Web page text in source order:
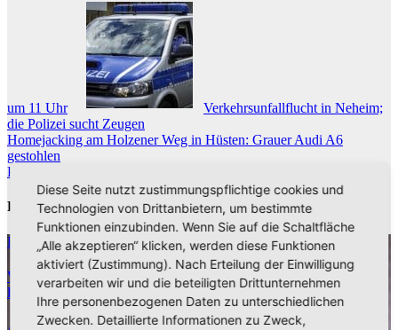
um 11 Uhr
Verkehrsunfallflucht in Neheim;
die Polizei sucht Zeugen
Beitragsnavigation
Homejacking am Holzener Weg in Hüsten: Grauer Audi A6
gestohlen
Polizei selbst Geschädigter einer Unfallflucht in Alt-Arnsberg
Related Post
Polizeibericht
Versuchter Einbruch in Mehrfamilienhaus in Alt-Arnsberg:
Polizei sucht Zeugen
Diese Seite nutzt zustimmungspflichtige cookies und
Technologien von Drittanbietern, um bestimmte
Funktionen einzubinden. Wenn Sie auf die Schaltfläche
„Alle akzeptieren“ klicken, werden diese Funktionen
aktiviert (Zustimmung). Nach Erteilung der Einwilligung
verarbeiten wir und die beteiligten Drittunternehmen
Ihre personenbezogenen Daten zu unterschiedlichen
Zwecken. Detaillierte Informationen zu Zweck,